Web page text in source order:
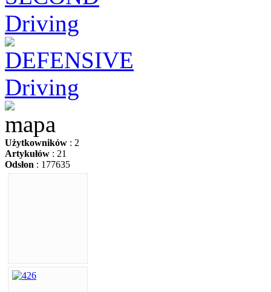
Użytkowników : 2
Artykułów : 21
Odsłon : 177635